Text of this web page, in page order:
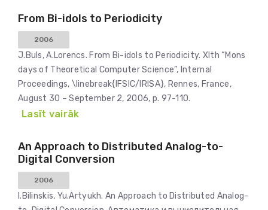
From Bi-idols to Periodicity
2006
J.Buls, A.Lorencs. From Bi-idols to Periodicity. XIth “Mons
days of Theoretical Computer Science”, Internal
Proceedings, \linebreak{IFSIC/IRISA}, Rennes, France,
August 30 – September 2, 2006, p. 97-110.
Lasīt vairāk
An Approach to Distributed Analog-to-
Digital Conversion
2006
I.Bilinskis, Yu.Artyukh. An Approach to Distributed Analog-